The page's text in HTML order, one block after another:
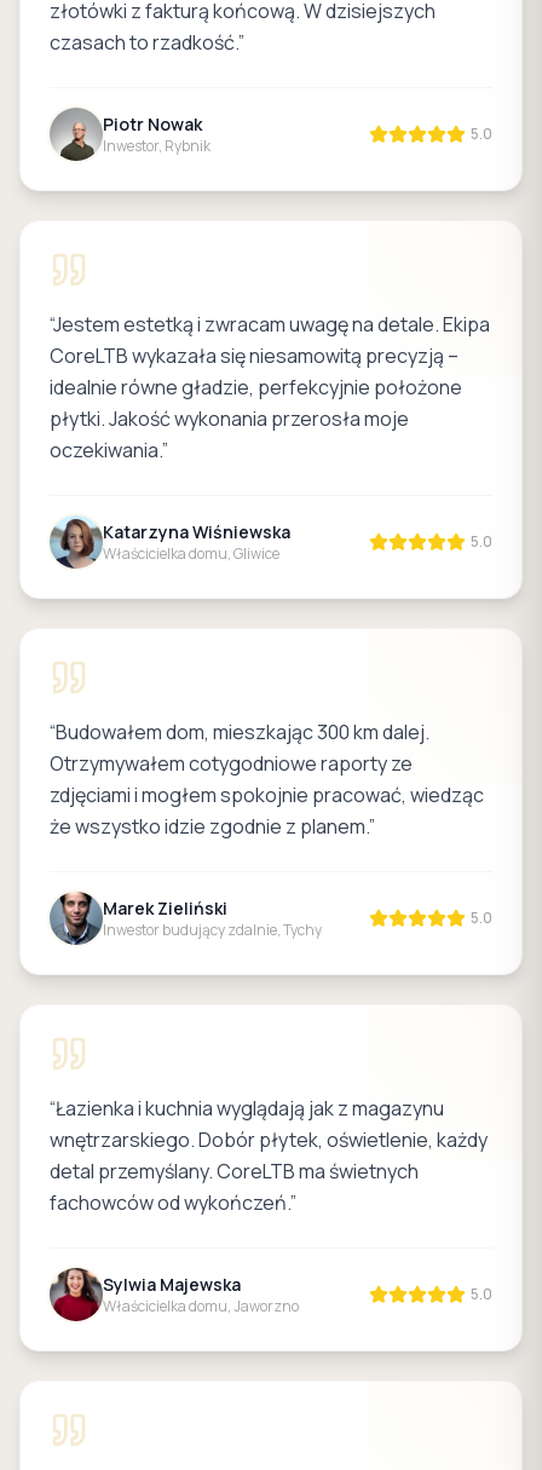
złotówki z fakturą końcową. W dzisiejszych
czasach to rzadkość.”
Piotr Nowak
Inwestor, Rybnik
5.0
“Jestem estetką i zwracam uwagę na detale. Ekipa
CoreLTB wykazała się niesamowitą precyzją –
idealnie równe gładzie, perfekcyjnie położone
płytki. Jakość wykonania przerosła moje
oczekiwania.”
Katarzyna Wiśniewska
Właścicielka domu, Gliwice
5.0
“Budowałem dom, mieszkając 300 km dalej.
Otrzymywałem cotygodniowe raporty ze
zdjęciami i mogłem spokojnie pracować, wiedząc
że wszystko idzie zgodnie z planem.”
Marek Zieliński
Inwestor budujący zdalnie, Tychy
5.0
“Łazienka i kuchnia wyglądają jak z magazynu
wnętrzarskiego. Dobór płytek, oświetlenie, każdy
detal przemyślany. CoreLTB ma świetnych
fachowców od wykończeń.”
Sylwia Majewska
Właścicielka domu, Jaworzno
5.0